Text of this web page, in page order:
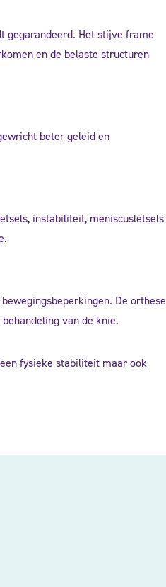
gegarandeerd. Het stijve frame
en de belaste structuren
beter geleid en
instabiliteit, meniscusletsels
bewegingsbeperkingen. De orthese
van de knie.
fysieke stabiliteit maar ook